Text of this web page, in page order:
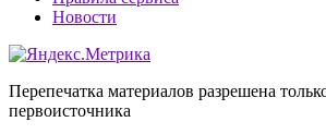
Новости
Перепечатка материалов разрешена
первоисточника